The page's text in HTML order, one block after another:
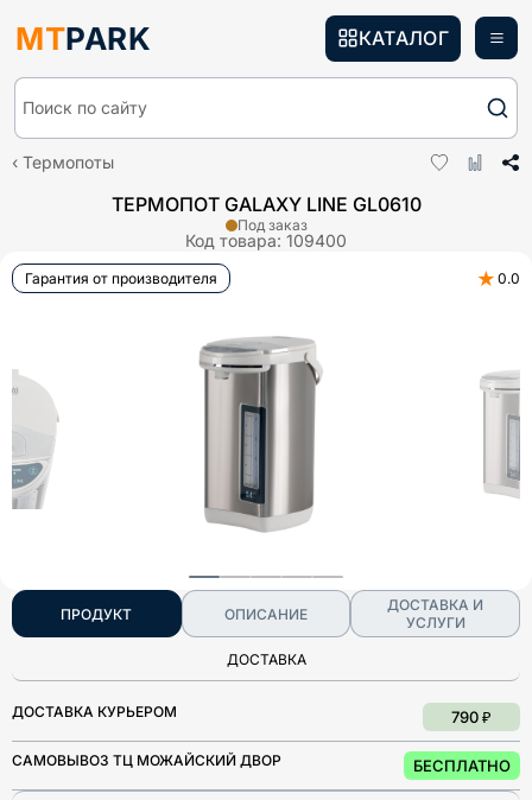
MTPARK
Поиск по сайту
КАТАЛОГ
Термопоты
ТЕРМОПОТ GALAXY LINE GL0610
Код товара: 109400
Под заказ
Гарантия от производителя ★ 0.0
ПРОДУКТ ОПИСАНИЕ
ДОСТАВКА И
УСЛУГИ
ДОСТАВКА
ДОСТАВКА КУРЬЕРОМ 790 ₽
САМОВЫВОЗ ТЦ МОЖАЙСКИЙ ДВОР БЕСПЛАТНО